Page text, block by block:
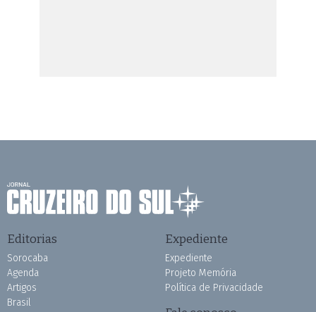
Editorias
Sorocaba
Agenda
Artigos
Brasil
Expediente
Expediente
Projeto Memória
Política de Privacidade